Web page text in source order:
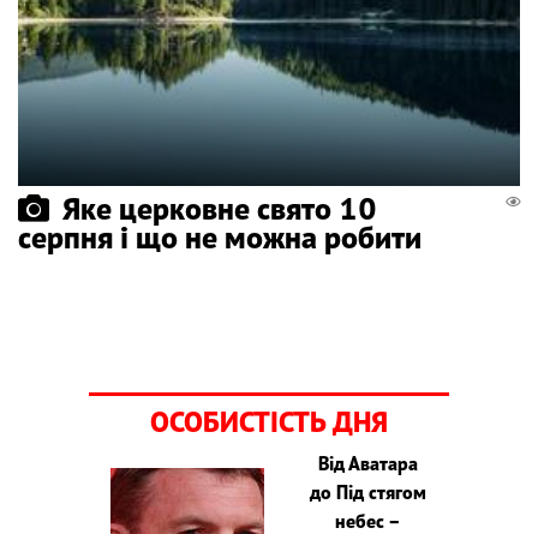
Яке церковне свято 10
серпня і що не можна робити
ОСОБИСТІСТЬ ДНЯ
Від Аватара
до Під стягом
небес –